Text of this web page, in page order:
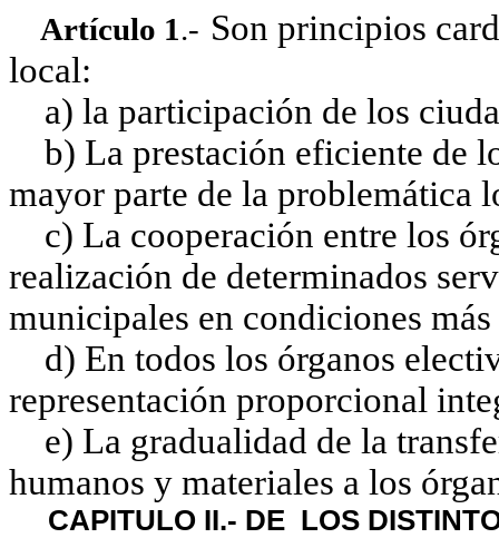
Artículo 1.- Son principios
local:
a) la participación de los
b) La prestación eficiente de
mayor parte de la problemática
c) La cooperación entre los
realización de determinados
municipales en condiciones más
d) En todos los órganos
representación proporcional
e) La gradualidad de la
humanos y materiales a los
CAPITULO II.- DE LOS